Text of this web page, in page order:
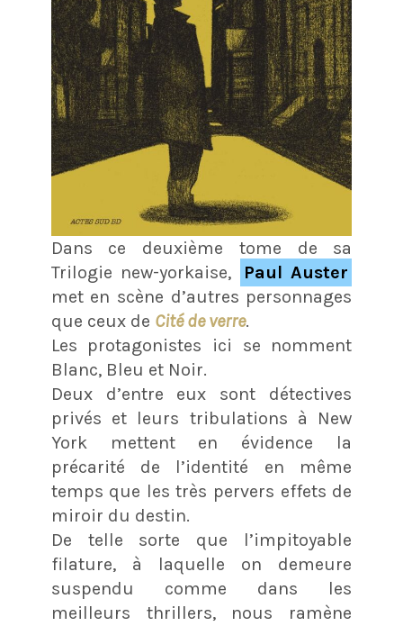
Dans ce deuxième tome de sa
Trilogie new-yorkaise,
Paul Auster
met en scène d’autres personnages
que ceux de Cité de verre.
Les protagonistes ici se nomment
Blanc, Bleu et Noir.
Deux d’entre eux sont détectives
privés et leurs tribulations à New
York mettent en évidence la
précarité de l’identité en même
temps que les très pervers effets de
miroir du destin.
De telle sorte que l’impitoyable
filature, à laquelle on demeure
suspendu comme dans les
meilleurs thrillers, nous ramène